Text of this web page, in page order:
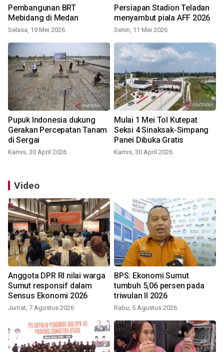
Pembangunan BRT
Mebidang di Medan
Selasa, 19 Mei 2026
Persiapan Stadion Teladan
menyambut piala AFF 2026
Senin, 11 Mei 2026
Pupuk Indonesia dukung
Gerakan Percepatan Tanam
di Sergai
Kamis, 30 April 2026
Mulai 1 Mei Tol Kutepat
Seksi 4 Sinaksak-Simpang
Panei Dibuka Gratis
Kamis, 30 April 2026
Video
Anggota DPR RI nilai warga
Sumut responsif dalam
Sensus Ekonomi 2026
Jumat, 7 Agustus 2026
BPS: Ekonomi Sumut
tumbuh 5,06 persen pada
triwulan II 2026
Rabu, 5 Agustus 2026